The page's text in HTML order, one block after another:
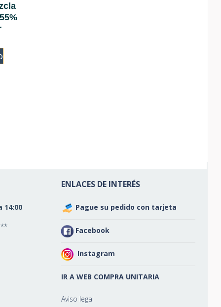
14:00
**
ENLACES DE INTERÉS
Pague su pedido con tarjeta
Facebook
Instagram
IR A WEB COMPRA UNITARIA
Aviso legal